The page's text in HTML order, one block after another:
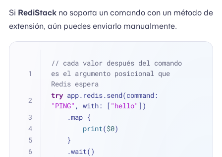
Si RediStackno soporta un comando con un método de
extensión, aún puedes enviarlo manualmente.
// cada valor después del comando
es el argumento posicional que
Redis espera
try
"PING" , with: [ "hello" ])
    .map {
print($0)
    }
    .wait()